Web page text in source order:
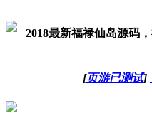
2018最新福禄仙岛源码
[页游已测试]